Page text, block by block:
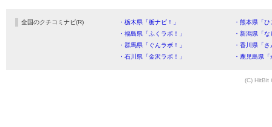
全国のクチコミナビ(R) ・栃木県「栃ナビ！」
・熊本県「
・福島県「ふくラボ！」
・新潟県「
・群馬県「ぐんラボ！」
・香川県「
・石川県「金沢ラボ！」
・鹿児島県
(C) HitBit